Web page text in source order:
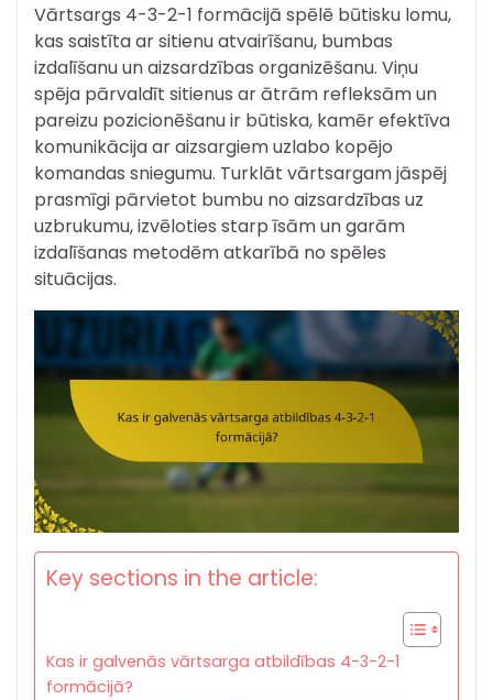
Vārtsargs 4-3-2-1 formācijā spēlē būtisku lomu,
kas saistīta ar sitienu atvairīšanu, bumbas
izdalīšanu un aizsardzības organizēšanu. Viņu
spēja pārvaldīt sitienus ar ātrām refleksām un
pareizu pozicionēšanu ir būtiska, kamēr efektīva
komunikācija ar aizsargiem uzlabo kopējo
komandas sniegumu. Turklāt vārtsargam jāspēj
prasmīgi pārvietot bumbu no aizsardzības uz
uzbrukumu, izvēloties starp īsām un garām
izdalīšanas metodēm atkarībā no spēles
situācijas.
Key sections in the article:
Kas ir galvenās vārtsarga atbildības 4-3-2-1
formācijā?